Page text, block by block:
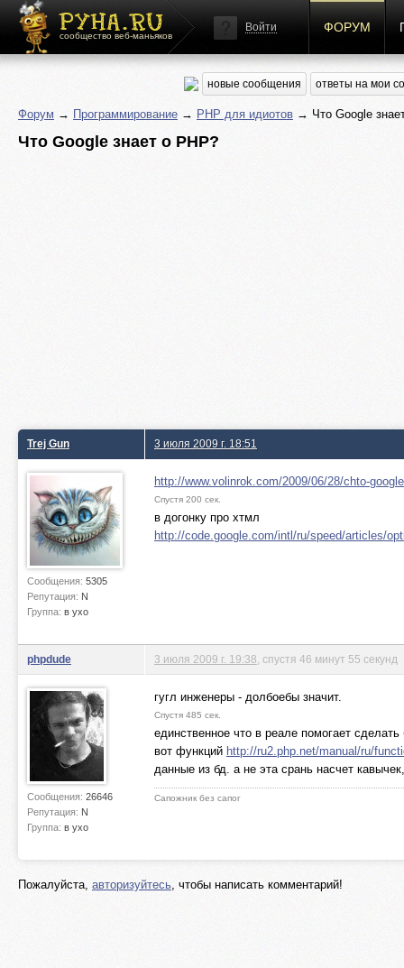
сообщество веб-маньяков
Войти ФОРУМ
новые сообщения ответы на мои
Форум → Программирование → PHP для идиотов → Что Google
Что Google знает о PHP?
Trej Gun
Сообщения: 5305
Репутация: N
Группа: в ухо
3 июля 2009 г. 18:51
http://www.volinrok.com/2009/06/28/chto-
Спустя 200 сек.
в догонку про хтмл
http://code.google.com/intl/ru/speed/articles/
phpdude
Сообщения: 26646
Репутация: N
Группа: в ухо
3 июля 2009 г. 19:38 , спустя 46 минут 55 секунд
гугл инженеры - долбоебы значит.
Спустя 485 сек.
единственное что в реале помогает
вот функций http://ru2.php.net/manual/ru/
данные из бд. а не эта срань насчет
Сапожник без сапог
Пожалуйста, авторизуйтесь, чтобы написать комментарий!